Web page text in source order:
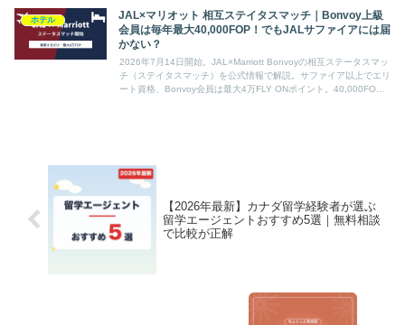
ホテル
JAL×マリオット 相互ステイタスマッチ｜Bonvoy上級
会員は毎年最大40,000FOP！でもJALサファイアには届
かない？
2026年7月14日開始。JAL×Marriott Bonvoyの相互ステータスマッ
チ（ステイタスマッチ）を公式情報で解説。サファイア以上でエリ
ート資格、Bonvoy会員は最大4万FLY ONポイント。40,000FOP
【2026年最新】カナダ留学経験者が選ぶ
留学エージェントおすすめ5選｜無料相談
で比較が正解